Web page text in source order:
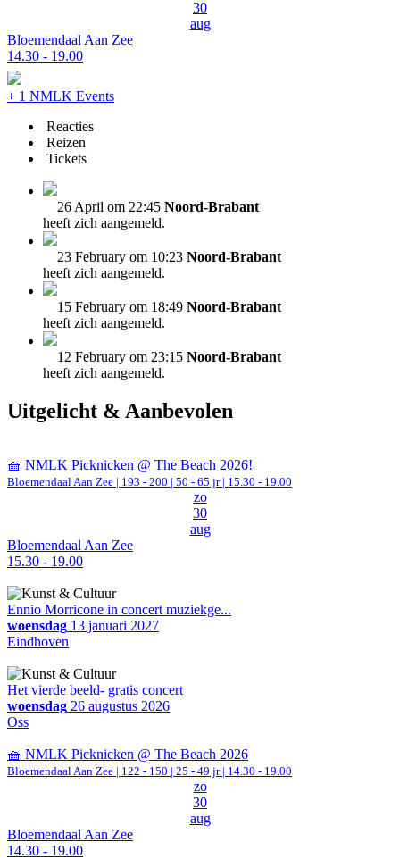
30
aug
Bloemendaal Aan Zee
14.30 - 19.00
+ 1 NMLK Events
Reacties
Reizen
Tickets
26 April om 22:45 Noord-Brabant
heeft zich aangemeld.
23 February om 10:23 Noord-Brabant
heeft zich aangemeld.
15 February om 18:49 Noord-Brabant
heeft zich aangemeld.
12 February om 23:15 Noord-Brabant
heeft zich aangemeld.
Uitgelicht & Aanbevolen
🧺 NMLK Picknicken @ The Beach 2026!
Bloemendaal Aan Zee | 193 - 200 | 50 - 65 jr | 15.30 - 19.00
zo
30
aug
Bloemendaal Aan Zee
15.30 - 19.00
Ennio Morricone in concert muziekge...
woensdag 13 januari 2027
Eindhoven
Het vierde beeld- gratis concert
woensdag 26 augustus 2026
Oss
🧺 NMLK Picknicken @ The Beach 2026
Bloemendaal Aan Zee | 122 - 150 | 25 - 49 jr | 14.30 - 19.00
zo
30
aug
Bloemendaal Aan Zee
14.30 - 19.00